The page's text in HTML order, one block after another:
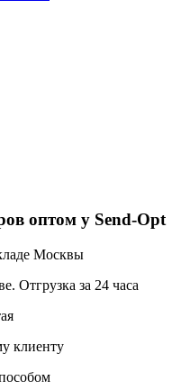
оптом у Send-Opt
Москвы
Отгрузка за 24 часа
клиенту